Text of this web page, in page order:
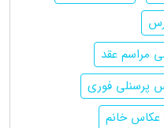
مراسم عقد
پرسنلی فوری
عکاس خانم